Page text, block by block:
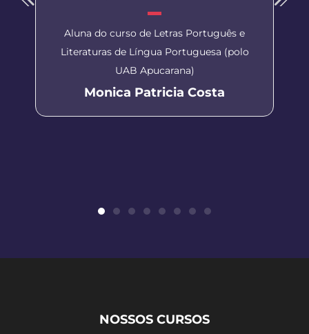
Aluna do curso de Letras Português e
Literaturas de Língua Portuguesa (polo
UAB Apucarana)
Monica Patricia Costa
NOSSOS CURSOS